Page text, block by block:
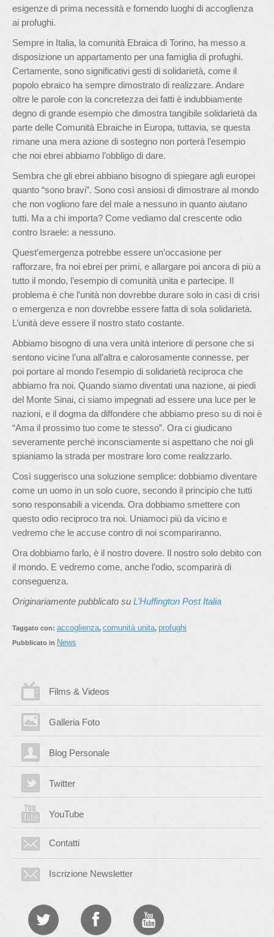
esigenze di prima necessità e fornendo luoghi di accoglienza
ai profughi.
Sempre in Italia, la comunità Ebraica di Torino, ha messo a
disposizione un appartamento per una famiglia di profughi.
Certamente, sono significativi gesti di solidarietà, come il
popolo ebraico ha sempre dimostrato di realizzare. Andare
oltre le parole con la concretezza dei fatti è indubbiamente
degno di grande esempio che dimostra tangibile solidarietà da
parte delle Comunità Ebraiche in Europa, tuttavia, se questa
rimane una mera azione di sostegno non porterà l’esempio
che noi ebrei abbiamo l’obbligo di dare.
Sembra che gli ebrei abbiano bisogno di spiegare agli europei
quanto “sono bravi”. Sono così ansiosi di dimostrare al mondo
che non vogliono fare del male a nessuno in quanto aiutano
tutti. Ma a chi importa? Come vediamo dal crescente odio
contro Israele: a nessuno.
Quest’emergenza potrebbe essere un’occasione per
rafforzare, fra noi ebrei per primi, e allargare poi ancora di più a
tutto il mondo, l’esempio di comunità unita e partecipe. Il
problema è che l’unità non dovrebbe durare solo in casi di crisi
o emergenza e non dovrebbe essere fatta di sola solidarietà.
L’unità deve essere il nostro stato costante.
Abbiamo bisogno di una vera unità interiore di persone che si
sentono vicine l’una all’altra e calorosamente connesse, per
poi portare al mondo l’esempio di solidarietà reciproca che
abbiamo fra noi. Quando siamo diventati una nazione, ai piedi
del Monte Sinai, ci siamo impegnati ad essere una luce per le
nazioni, e il dogma da diffondere che abbiamo preso su di noi è
“Ama il prossimo tuo come te stesso”. Ora ci giudicano
severamente perché inconsciamente si aspettano che noi gli
spianiamo la strada per mostrare loro come realizzarlo.
Così suggerisco una soluzione semplice: dobbiamo diventare
come un uomo in un solo cuore, secondo il principio che tutti
sono responsabili a vicenda. Ora dobbiamo smettere con
questo odio reciproco tra noi. Uniamoci più da vicino e
vedremo che le accuse contro di noi scompariranno.
Ora dobbiamo farlo, è il nostro dovere. Il nostro solo debito con
il mondo. E vedremo come, anche l’odio, scomparirà di
conseguenza.
Originariamente pubblicato su L’Huffington Post Italia
Taggato con: accoglienza, comunità unita, profughi
Pubblicato in News
Films & Videos
Galleria Foto
Blog Personale
Twitter
YouTube
Contatti
Iscrizione Newsletter